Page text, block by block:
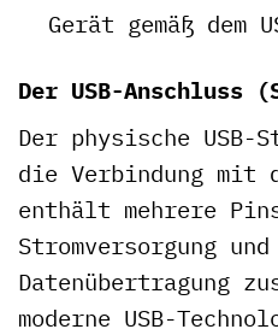
Gerät gemäß dem
Der USB-Anschluss
Der physische USB-
die Verbindung mit
enthält mehrere
Stromversorgung
Datenübertragung
moderne USB-